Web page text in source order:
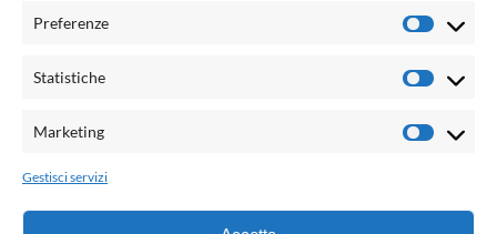
Preferenze
Statistiche
Marketing
Gestisci servizi
email:
Grafica e web:Salvatore Leto